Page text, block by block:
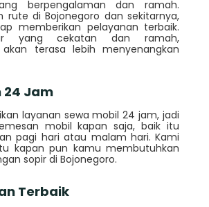
berpengalaman dan ramah.
rute di Bojonegoro dan sekitarnya,
memberikan pelayanan terbaik.
yang cekatan dan ramah,
terasa lebih menyenangkan
24 Jam
layanan sewa mobil 24 jam, jadi
mobil kapan saja, baik itu
pagi hari atau malam hari. Kami
kapan pun kamu membutuhkan
sopir di Bojonegoro.
Terbaik